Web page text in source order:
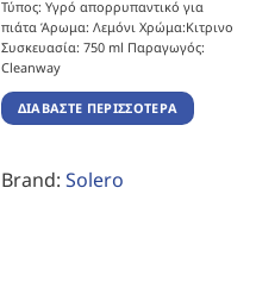
Τύπος: Υγρό απορρυπαντικό για
πιάτα Άρωμα: Λεμόνι Χρώμα:Κιτρινο
Συσκευασία: 750 ml Παραγωγός:
Cleanway
ΔΙΑΒΆΣΤΕ ΠΕΡΙΣΣΌΤΕΡΑ
Brand: Solero